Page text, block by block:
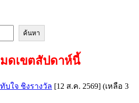
ค้นหา
ดเขตสัปดาห์นี้
บใจ ชิงรางวัล [12 ส.ค. 2569] (เหลือ 3